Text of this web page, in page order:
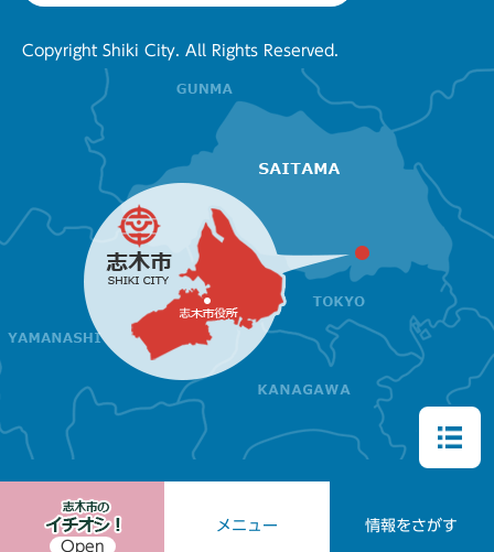
Open
メニュー 情報をさがす
Copyright Shiki City. All Rights Reserved.